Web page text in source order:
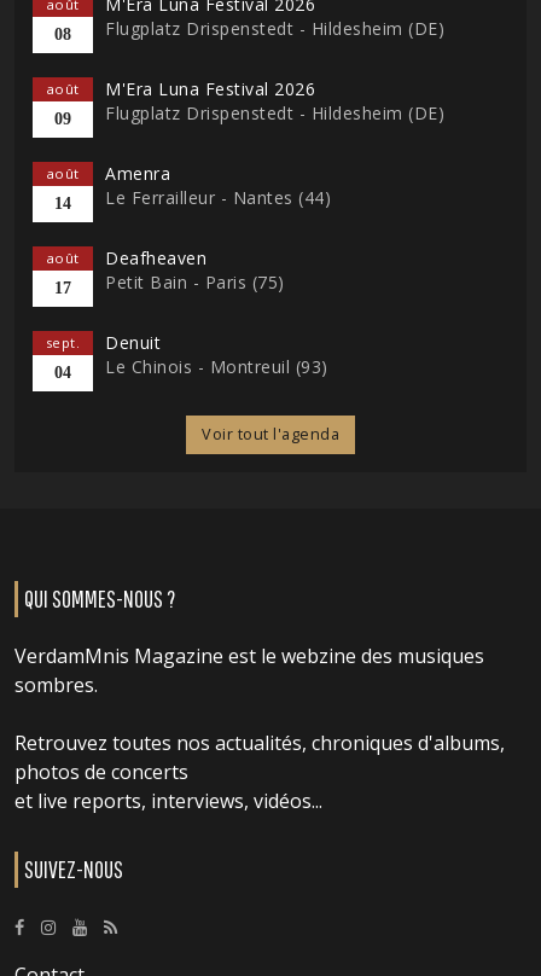
août
08
Flugplatz Drispenstedt - Hildesheim (DE)
août
09
M'Era Luna Festival 2026
Flugplatz Drispenstedt - Hildesheim (DE)
août
14
Amenra
Le Ferrailleur - Nantes (44)
août
17
Deafheaven
Petit Bain - Paris (75)
sept.
04
Denuit
Le Chinois - Montreuil (93)
Voir tout l'agenda
QUI SOMMES-NOUS ?
VerdamMnis Magazine est le webzine des musiques
sombres.
Retrouvez toutes nos actualités, chroniques d'albums,
photos de concerts
et live reports, interviews, vidéos...
SUIVEZ-NOUS